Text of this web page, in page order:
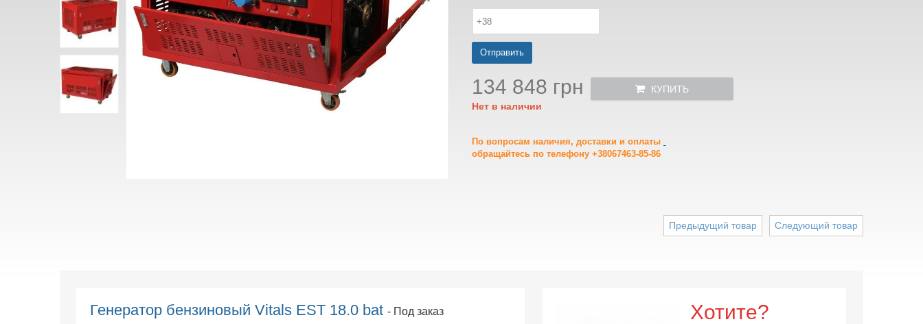
Отправить
134 848 грн
Нет в наличии
КУПИТЬ
По вопросам наличия, доставки и оплаты
обращайтесь по телефону +38067463-85-86
Следующий товар
Предыдущий товар
Генератор бензиновый Vitals EST 18.0 bat- Под заказ
Хотите?